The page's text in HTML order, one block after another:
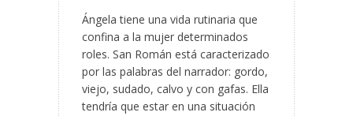
Ángela tiene una vida rutinaria que
confina a la mujer determinados
roles. San Román está caracterizado
por las palabras del narrador: gordo,
viejo, sudado, calvo y con gafas. Ella
tendría que estar en una situación